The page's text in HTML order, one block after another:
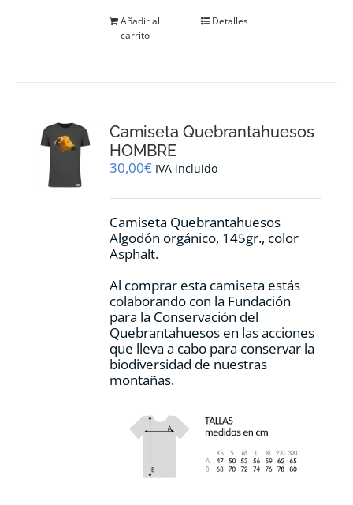
Añadir al
carrito
Detalles
Camiseta Quebrantahuesos
HOMBRE
30,00€ IVA incluido
Camiseta Quebrantahuesos
Algodón orgánico, 145gr., color
Asphalt.
Al comprar esta camiseta estás
colaborando con la Fundación
para la Conservación del
Quebrantahuesos en las acciones
que lleva a cabo para conservar la
biodiversidad de nuestras
montañas.